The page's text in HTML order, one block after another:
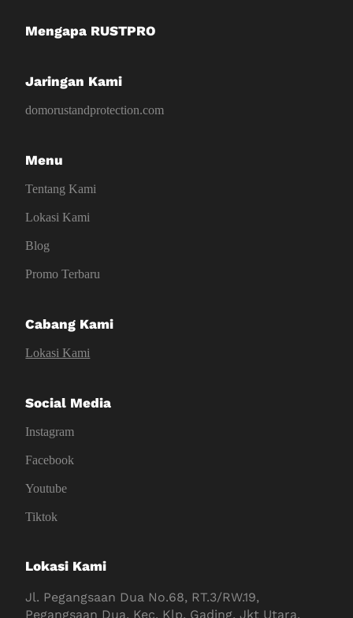
Mengapa RUSTPRO
Jaringan Kami
domorustandprotection.com
Menu
Tentang Kami
Lokasi Kami
Blog
Promo Terbaru
Cabang Kami
Lokasi Kami
Social Media
Instagram
Facebook
Youtube
Tiktok
Lokasi Kami
Jl. Pegangsaan Dua No.68, RT.3/RW.19,
Pegangsaan Dua, Kec. Klp. Gading, Jkt Utara,